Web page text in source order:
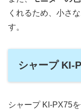
くれるため、小さ
す。
シャープ KI-
シャープ KI-PX75